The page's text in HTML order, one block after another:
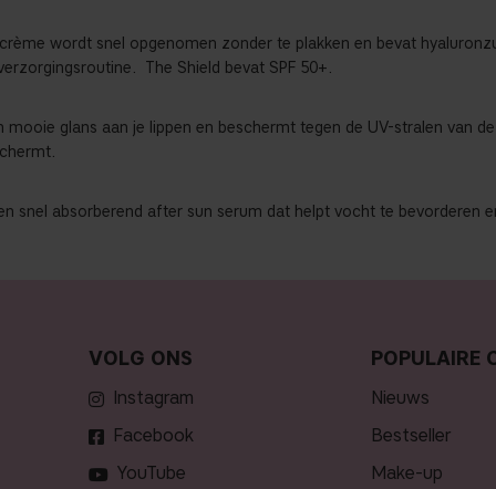
wordt snel opgenomen zonder te plakken en bevat
The Shield bevat SPF 50+.
glans aan je lippen en beschermt tegen de UV-stralen van
snel absorberend after sun serum dat helpt vocht te bevorderen
VOLG ONS
Instagram
Facebook
YouTube
POPULAIRE
nieuws
bestseller
make-up